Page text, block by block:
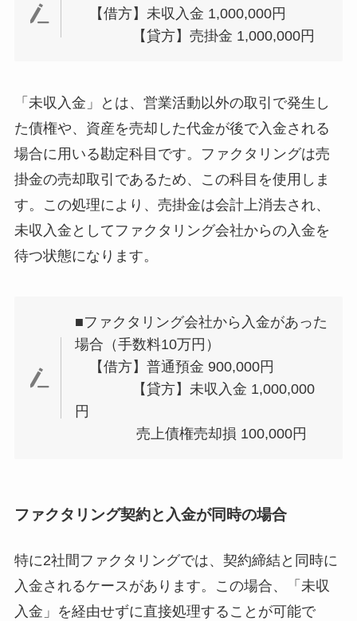
【借方】未収入金 1,000,000円
【貸方】売掛金 1,000,000円
「未収入金」とは、営業活動以外の取引で発生し
た債権や、資産を売却した代金が後で入金される
場合に用いる勘定科目です。ファクタリングは売
掛金の売却取引であるため、この科目を使用しま
す。この処理により、売掛金は会計上消去され、
未収入金としてファクタリング会社からの入金を
待つ状態になります。
■ファクタリング会社から入金があった
場合（手数料10万円）
【借方】普通預金 900,000円
【貸方】未収入金 1,000,000
円
売上債権売却損 100,000円
ファクタリング契約と入金が同時の場合
特に2社間ファクタリングでは、契約締結と同時に
入金されるケースがあります。この場合、「未収
入金」を経由せずに直接処理することが可能で